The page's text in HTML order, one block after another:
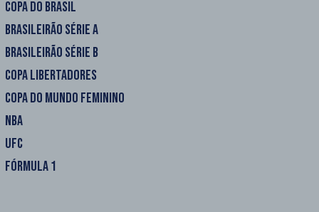
COPA DO BRASIL
BRASILEIRÃO SÉRIE A
BRASILEIRÃO SÉRIE B
COPA LIBERTADORES
COPA DO MUNDO FEMININO
NBA
UFC
FÓRMULA 1